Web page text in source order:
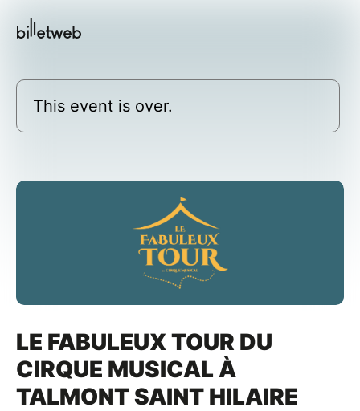
This event is over.
LE FABULEUX TOUR DU
CIRQUE MUSICAL À
TALMONT SAINT HILAIRE